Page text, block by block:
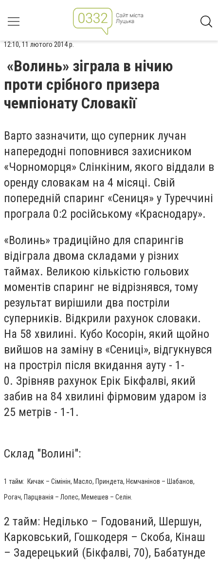
12:10, 11 лютого 2014 р.
«Волинь» зіграла в нічию
проти срібного призера
чемпіонату Словакії
Варто зазначити, що суперник лучан
напередодні поповнився захисником
«Чорноморця» Слінкіним, якого віддали в
оренду словакам на 4 місяці. Свій
попередній спаринг «Сениця» у Туреччині
програла 0:2 російському «Краснодару».
«Волинь» традиційно для спарингів
відіграла двома складами у різних
таймах. Великою кількістю гольових
моментів спаринг не відрізнявся, тому
результат вирішили два постріли
суперників. Відкрили рахунок словаки.
На 58 хвилині. Кубо Косорін, який щойно
вийшов на заміну в «Сениці», відгукнувся
на простріл після вкидання ауту - 1-
0. Зрівняв рахунок Ерік Бікфалві, який
забив на 84 хвилині фірмовим ударом із
25 метрів - 1-1.
Склад "Волині":
1 тайм: Кичак – Сімінін, Масло, Приндета, Нємчанінов – Шабанов,
Рогач, Парцванія – Лопес, Мемешев – Селін.
2 тайм: Неділько – Годований, Шершун,
Карковський, Гошкодеря – Скоба, Кінаш
– Задерецький (Бікфалві, 70), Бабатунде